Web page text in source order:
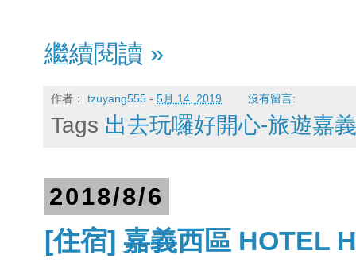
繼續閱讀 »
作者： tzuyang555 - 5月 14, 2019 沒有留言:
Tags 出去玩囉好開心-旅遊嘉義
2018/8/6
[住宿] 嘉義西區 HOTEL